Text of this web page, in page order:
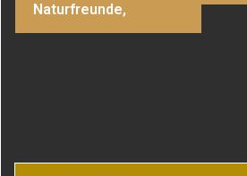
Naturfreunde,